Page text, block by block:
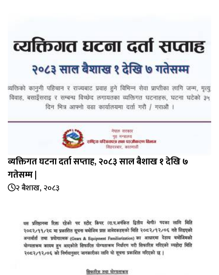
व्यक्तिगत घटना दर्ता सप्‍ताह, २०८३ साल बैशाख १ देखि ७
गतेसम्म |
२ बैशाख, २०८३